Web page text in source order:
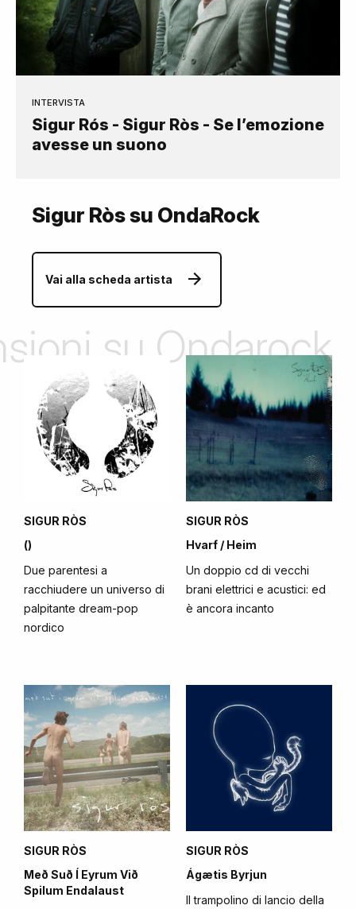
INTERVISTA
Sigur Rós - Sigur Ròs - Se l’emozione
avesse un suono
Sigur Ròs su OndaRock
Vai alla scheda artista
su Ondarock
SIGUR RÒS
()
Due parentesi a
racchiudere un universo di
palpitante dream-pop
nordico
SIGUR RÒS
Hvarf / Heim
Un doppio cd di vecchi
brani elettrici e acustici: ed
è ancora incanto
SIGUR RÒS
Með Suð Í Eyrum Við
Spilum Endalaust
SIGUR RÒS
Ágætis Byrjun
Il trampolino di lancio della